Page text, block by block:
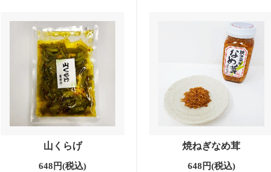
山くらげ
648円(税込)
焼ねぎなめ茸
648円(税込)